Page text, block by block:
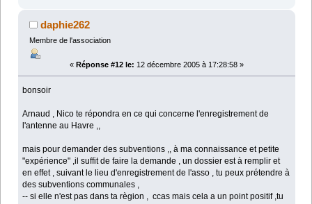
daphie262
Membre de l'association
« Réponse #12 le: 12 décembre 2005 à 17:28:58 »
bonsoir
Arnaud , Nico te répondra en ce qui concerne l'enregistrement de
l'antenne au Havre ,,
mais pour demander des subventions ,, à ma connaissance et petite
"expérience" ,il suffit de faire la demande , un dossier est à remplir et
en effet , suivant le lieu d'enregistrement de l'asso , tu peux prétendre à
des subventions communales ,
-- si elle n'est pas dans ta règion , ccas mais cela a un point positif ,tu